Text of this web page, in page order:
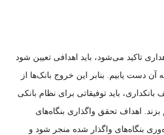
تاکید می‌شود، باید اهدافی تعیین شود
دست یابیم. بنابر این خروج بانک‌ها از
باید توفیقاتی برای نظام بانکی
اهداف تحقق واگذاری بنگاه‌های
بنگاه‌های واگذار شده منجر شود و